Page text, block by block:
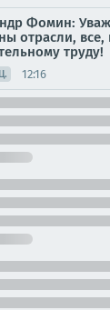
Фомин:
отрасли, все,
труду!
12:16